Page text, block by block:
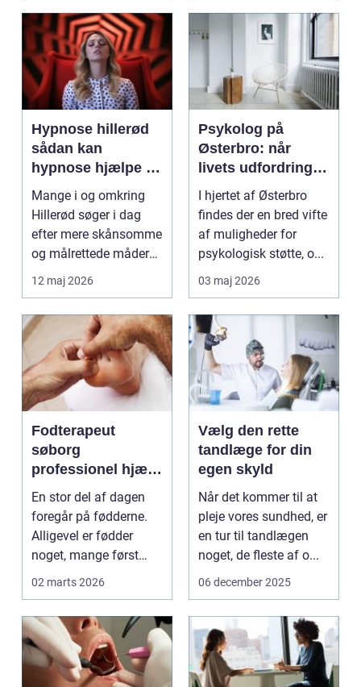
Hypnose hillerød
sådan kan
hypnose hjælpe i
hverdagen
Mange i og omkring
Hillerød søger i dag
efter mere skånsomme
og målrettede måder
at få det bedre på....
12 maj 2026
Psykolog på
Østerbro: når
livets udfordringer
kræver
professionel støtte
I hjertet af Østerbro
findes der en bred vifte
af muligheder for
psykologisk støtte, o...
03 maj 2026
Fodterapeut
søborg
professionel hjælp
til sunde fødder i
hverdagen
En stor del af dagen
foregår på fødderne.
Alligevel er fødder
noget, mange først
tænker på, når smer...
02 marts 2026
Vælg den rette
tandlæge for din
egen skyld
Når det kommer til at
pleje vores sundhed, er
en tur til tandlægen
noget, de fleste af o...
06 december 2025